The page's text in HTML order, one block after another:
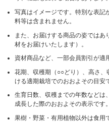
写真はイメージです。特別な表記
料等は含まれません。
また、お届けする商品の姿では
材をお届けいたします）。
資材商品など、一部会員割引が適
花期、収穫期（○○どり）、高さ
ける適期栽培でのおおよその目安
生育日数、収穫までの年数などは
成長した際のおおよその表示です
果樹・野菜・有用植物以外は食用